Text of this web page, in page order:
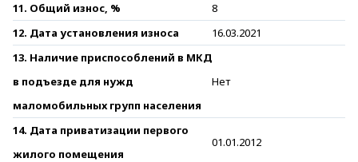
11. Общий износ, %
8
12. Дата установления износа
16.03.2021
13. Наличие приспособлений в МКД
в подъезде для нужд
маломобильных групп населения
Нет
14. Дата приватизации первого
жилого помещения
01.01.2012